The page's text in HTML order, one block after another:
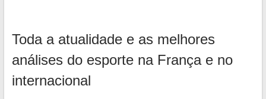
Toda a atualidade e as melhores
análises do esporte na França e no
internacional